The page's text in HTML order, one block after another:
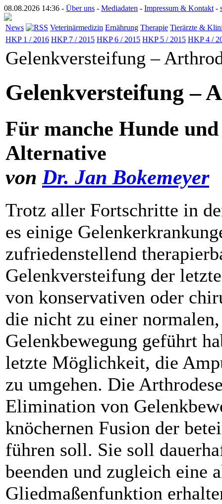
08.08.2026 14:36 - Über uns - Mediadaten - Impressum & Kontakt -
News Veterinärmedizin Ernährung Therapie Tierärzte &
HKP 1 / 2016 HKP 7 / 2015 HKP 6 / 2015 HKP 5 / 2015 HKP 4 /
Gelenkversteifung –
Gelenkversteifung –
Für manche Hunde
Alternative
von Dr. Jan Bokemeyer
Trotz aller Fortschritte in
es einige
zufriedenstellend
Gelenkversteifung der
von konservativen oder
die nicht zu einer
Gelenkbewegung geführt
letzte Möglichkeit, die
zu umgehen. Die
Elimination von
knöchernen Fusion der
führen soll. Sie soll
beenden und zugleich eine
Gliedmaßenfunktion